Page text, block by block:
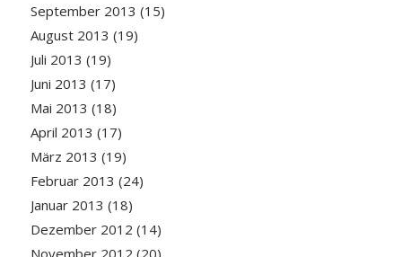
September 2013 (15)
August 2013 (19)
Juli 2013 (19)
Juni 2013 (17)
Mai 2013 (18)
April 2013 (17)
März 2013 (19)
Februar 2013 (24)
Januar 2013 (18)
Dezember 2012 (14)